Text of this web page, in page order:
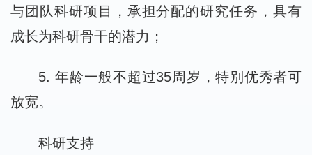
与团队科研项目，承担分配的研究任务，具有
成长为科研骨干的潜力；
5. 年龄一般不超过35周岁，特别优秀者可
放宽。
科研支持